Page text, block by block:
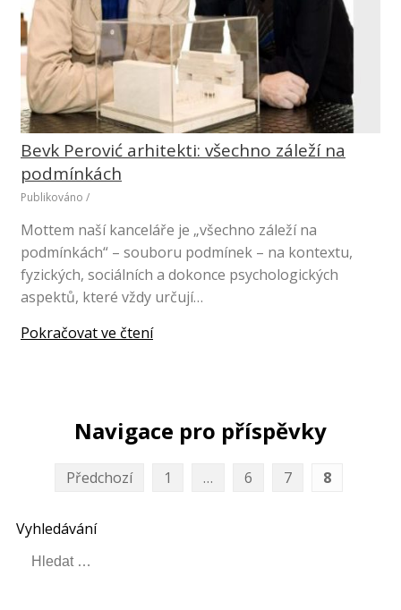
Bevk Perović arhitekti: všechno záleží na
podmínkách
Publikováno /
Mottem naší kanceláře je „všechno záleží na
podmínkách“ – souboru podmínek – na kontextu,
fyzických, sociálních a dokonce psychologických
aspektů, které vždy určují…
Pokračovat ve čtení
Navigace pro příspěvky
Předchozí 1 … 6 7 8
Vyhledávání